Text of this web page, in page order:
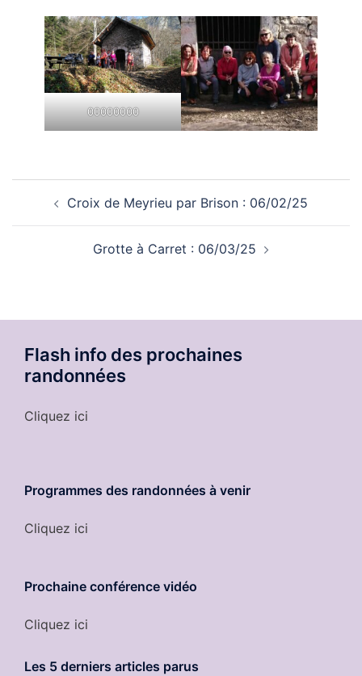
00000000
d’articleCroix de Meyrieu par Brison : 06/02/25
Grotte à Carret : 06/03/25
Flash info des prochaines
randonnées
Cliquez ici
Programmes des randonnées à venir
Cliquez ici
Prochaine conférence vidéo
Cliquez ici
Les 5 derniers articles parus